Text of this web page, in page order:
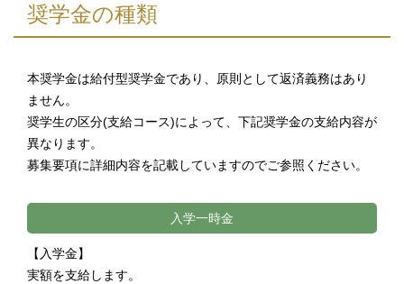
奨学金の種類
本奨学金は給付型奨学金であり、原則として返済義務はあり
ません。
奨学生の区分(支給コース)によって、下記奨学金の支給内容が
異なります。
募集要項に詳細内容を記載していますのでご参照ください。
入学一時金
【入学金】
実額を支給します。